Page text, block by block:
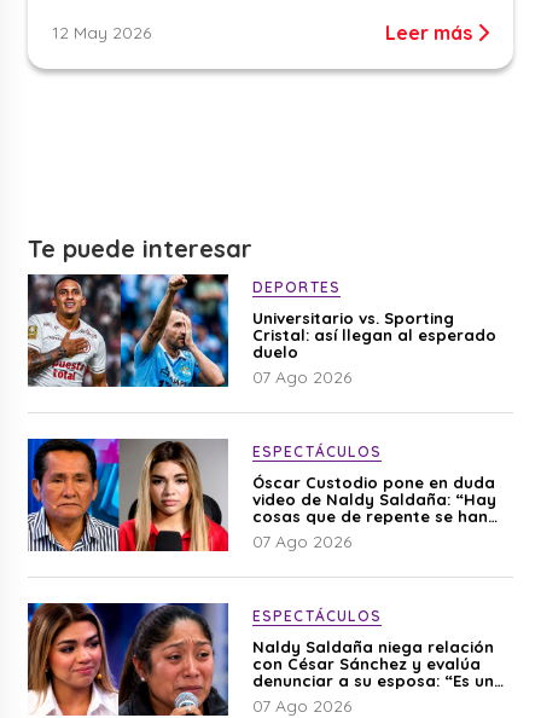
12 May 2026 Leer más
Te puede interesar
DEPORTES
Universitario vs. Sporting
Cristal: así llegan al esperado
duelo
07 Ago 2026
ESPECTÁCULOS
Óscar Custodio pone en duda
video de Naldy Saldaña: “Hay
cosas que de repente se han
editado”
07 Ago 2026
ESPECTÁCULOS
Naldy Saldaña niega relación
con César Sánchez y evalúa
denunciar a su esposa: “Es una
difamación”
07 Ago 2026